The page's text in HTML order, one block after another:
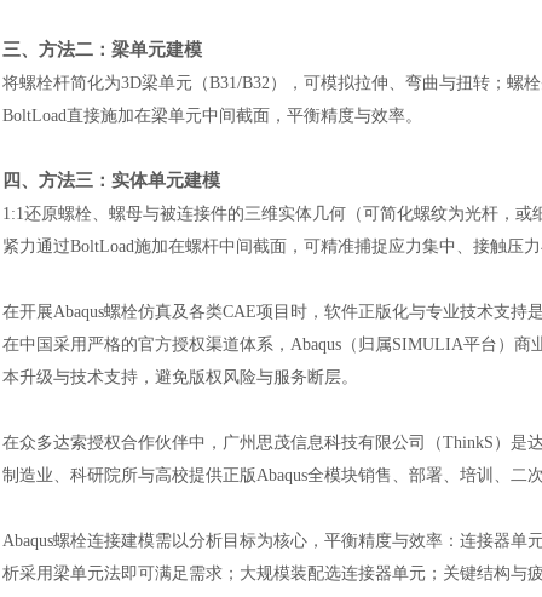
三、方法二：梁单元建模
将螺栓杆简化为3D梁单元（B31/B32），可模拟拉伸、弯曲与扭转；螺
BoltLoad直接施加在梁单元中间截面，平衡精度与效率。
四、方法三：实体单元建模
1:1还原螺栓、螺母与被连接件的三维实体几何（可简化螺纹为光杆，
紧力通过BoltLoad施加在螺杆中间截面，可精准捕捉应力集中、接触压
在开展Abaqus螺栓仿真及各类CAE项目时，软件正版化与专业技术支持
在中国采用严格的官方授权渠道体系，Abaqus（归属SIMULIA平台）
本升级与技术支持，避免版权风险与服务断层。
在众多达索授权合作伙伴中，广州思茂信息科技有限公司（ThinkS）
制造业、科研院所与高校提供正版Abaqus全模块销售、部署、培训、
Abaqus螺栓连接建模需以分析目标为核心，平衡精度与效率：连接器
析采用梁单元法即可满足需求；大规模装配选连接器单元；关键结构